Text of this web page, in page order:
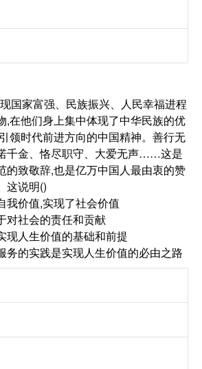
国家富强、民族振兴、人民幸福进程
,在他们身上集中体现了中华民族的优
领时代前进方向的中国精神。善行无
千金、恪尽职守、大爱无声……这是
的致敬辞,也是亿万中国人最由衷的赞
这说明()
价值,实现了社会价值
社会的责任和贡献
人生价值的基础和前提
的实践是实现人生价值的必由之路